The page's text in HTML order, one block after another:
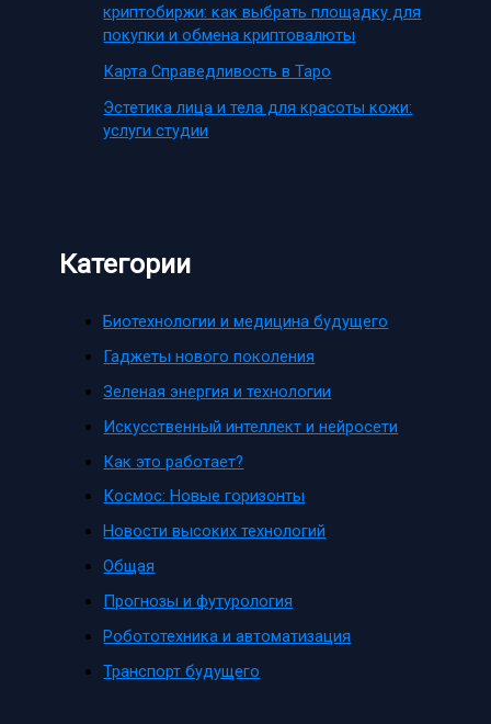
криптобиржи: как выбрать площадку для
покупки и обмена криптовалюты
Карта Справедливость в Таро
Эстетика лица и тела для красоты кожи:
услуги студии
Категории
Биотехнологии и медицина будущего
Гаджеты нового поколения
Зеленая энергия и технологии
Искусственный интеллект и нейросети
Как это работает?
Космос: Новые горизонты
Новости высоких технологий
Общая
Прогнозы и футурология
Робототехника и автоматизация
Транспорт будущего